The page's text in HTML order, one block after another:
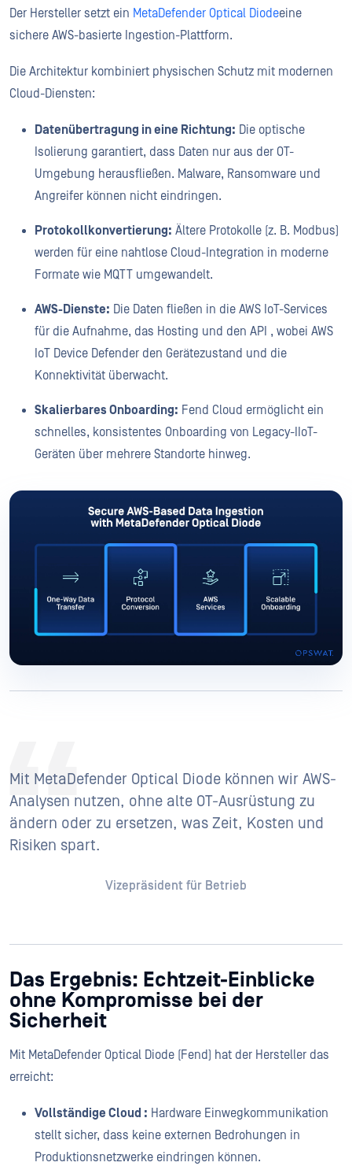
Der Hersteller setzt ein MetaDefender Optical Diodeeine
sichere AWS-basierte Ingestion-Plattform.
Die Architektur kombiniert physischen Schutz mit modernen
Cloud-Diensten:
Datenübertragung in eine Richtung: Die optische
Isolierung garantiert, dass Daten nur aus der OT-
Umgebung herausfließen. Malware, Ransomware und
Angreifer können nicht eindringen.
Protokollkonvertierung: Ältere Protokolle (z. B. Modbus)
werden für eine nahtlose Cloud-Integration in moderne
Formate wie MQTT umgewandelt.
AWS-Dienste: Die Daten fließen in die AWS IoT-Services
für die Aufnahme, das Hosting und den API , wobei AWS
IoT Device Defender den Gerätezustand und die
Konnektivität überwacht.
Skalierbares Onboarding: Fend Cloud ermöglicht ein
schnelles, konsistentes Onboarding von Legacy-IIoT-
Geräten über mehrere Standorte hinweg.
Mit MetaDefender Optical Diode können wir AWS-
Analysen nutzen, ohne alte OT-Ausrüstung zu
ändern oder zu ersetzen, was Zeit, Kosten und
Risiken spart.
Vizepräsident für Betrieb
Das Ergebnis: Echtzeit-Einblicke
ohne Kompromisse bei der
Sicherheit
Mit MetaDefender Optical Diode (Fend) hat der Hersteller das
erreicht:
Vollständige Cloud : Hardware Einwegkommunikation
stellt sicher, dass keine externen Bedrohungen in
Produktionsnetzwerke eindringen können.